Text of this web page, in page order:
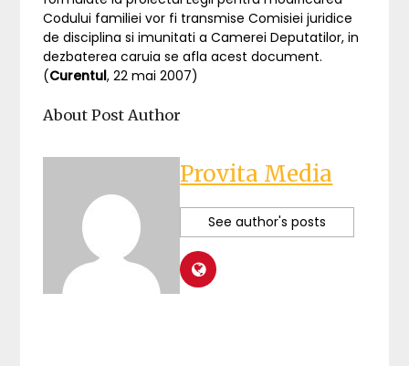
Codului familiei vor fi transmise Comisiei juridice
de disciplina si imunitati a Camerei Deputatilor, in
dezbaterea caruia se afla acest document.
(Curentul, 22 mai 2007)
About Post Author
Provita Media
See author's posts